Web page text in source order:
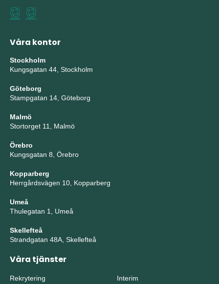
Våra kontor
Stockholm
Kungsgatan 44, Stockholm
Göteborg
Stampgatan 14, Göteborg
Malmö
Stortorget 11, Malmö
Örebro
Kungsgatan 8, Örebro
Kopparberg
Herrgårdsvägen 10, Kopparberg
Umeå
Thulegatan 1, Umeå
Skellefteå
Strandgatan 48A, Skellefteå
Våra tjänster
Rekrytering
Interim